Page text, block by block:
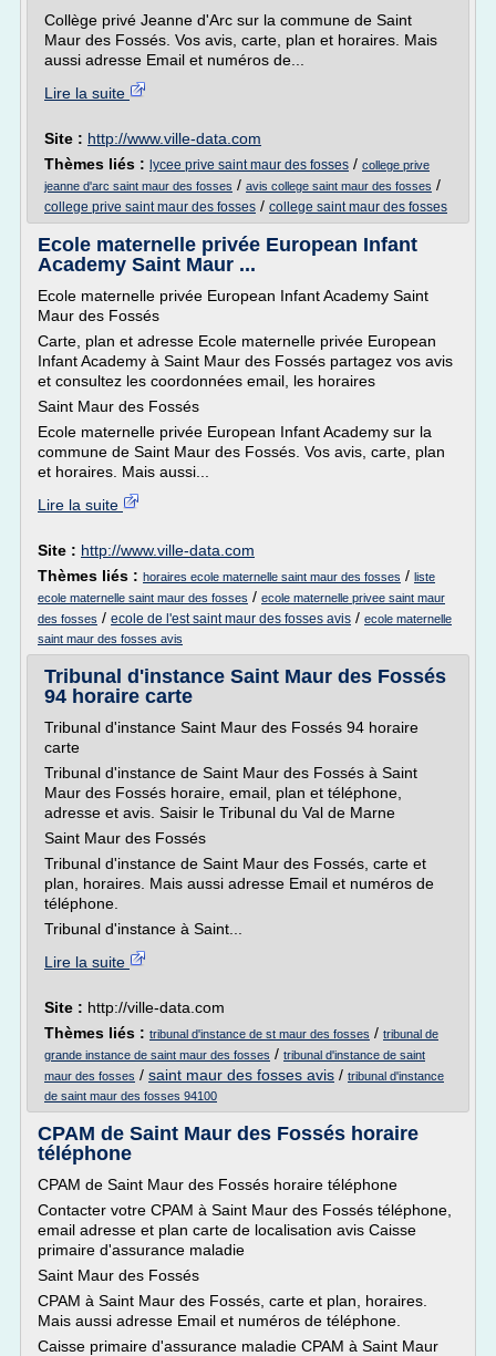
Collège privé Jeanne d'Arc sur la commune de Saint
Maur des Fossés. Vos avis, carte, plan et horaires. Mais
aussi adresse Email et numéros de...
Lire la suite
Site : http://www.ville-data.com
Thèmes liés : lycee prive saint maur des fosses / college prive
jeanne d'arc saint maur des fosses / avis college saint maur des fosses /
college prive saint maur des fosses / college saint maur des fosses
Ecole maternelle privée European Infant
Academy Saint Maur ...
Ecole maternelle privée European Infant Academy Saint
Maur des Fossés
Carte, plan et adresse Ecole maternelle privée European
Infant Academy à Saint Maur des Fossés partagez vos avis
et consultez les coordonnées email, les horaires
Saint Maur des Fossés
Ecole maternelle privée European Infant Academy sur la
commune de Saint Maur des Fossés. Vos avis, carte, plan
et horaires. Mais aussi...
Lire la suite
Site : http://www.ville-data.com
Thèmes liés : horaires ecole maternelle saint maur des fosses / liste
ecole maternelle saint maur des fosses / ecole maternelle privee saint maur
des fosses / ecole de l'est saint maur des fosses avis / ecole maternelle
saint maur des fosses avis
Tribunal d'instance Saint Maur des Fossés
94 horaire carte
Tribunal d'instance Saint Maur des Fossés 94 horaire
carte
Tribunal d'instance de Saint Maur des Fossés à Saint
Maur des Fossés horaire, email, plan et téléphone,
adresse et avis. Saisir le Tribunal du Val de Marne
Saint Maur des Fossés
Tribunal d'instance de Saint Maur des Fossés, carte et
plan, horaires. Mais aussi adresse Email et numéros de
téléphone.
Tribunal d'instance à Saint...
Lire la suite
Site : http://ville-data.com
Thèmes liés : tribunal d'instance de st maur des fosses / tribunal de
grande instance de saint maur des fosses / tribunal d'instance de saint
maur des fosses / saint maur des fosses avis / tribunal d'instance
de saint maur des fosses 94100
CPAM de Saint Maur des Fossés horaire
téléphone
CPAM de Saint Maur des Fossés horaire téléphone
Contacter votre CPAM à Saint Maur des Fossés téléphone,
email adresse et plan carte de localisation avis Caisse
primaire d'assurance maladie
Saint Maur des Fossés
CPAM à Saint Maur des Fossés, carte et plan, horaires.
Mais aussi adresse Email et numéros de téléphone.
Caisse primaire d'assurance maladie CPAM à Saint Maur